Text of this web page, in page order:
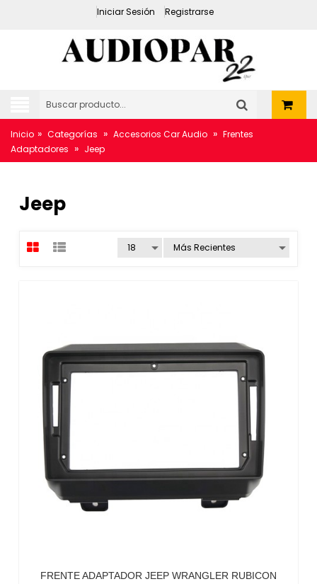
Iniciar Sesión Registrarse
Inicio » Categorías » Accesorios Car Audio » Frentes
Adaptadores » Jeep
Jeep
FRENTE ADAPTADOR JEEP WRANGLER RUBICON